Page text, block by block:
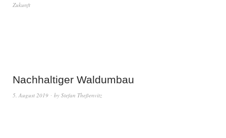
Zukunft
Nachhaltiger Waldumbau
5. August 2019 by Stefan Theßenvitz